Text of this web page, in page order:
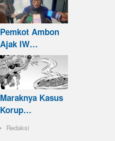
Pemkot Ambon
Ajak IW…
Maraknya Kasus
Korup…
Redaksi